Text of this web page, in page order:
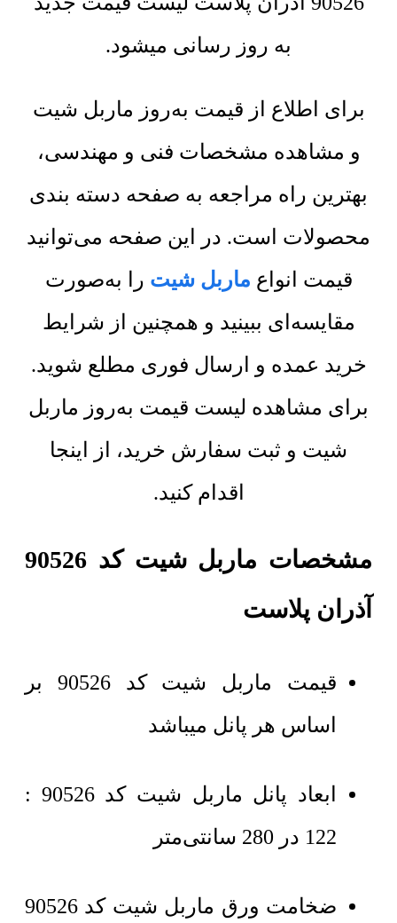
به روز رسانی میشود.
برای اطلاع از قیمت به‌روز ماربل شیت
و مشاهده مشخصات فنی و مهندسی،
بهترین راه مراجعه به صفحه دسته بندی
محصولات است. در این صفحه می‌توانید
قیمت انواع ماربل شیت را به‌صورت
مقایسه‌ای ببینید و همچنین از شرایط
خرید عمده و ارسال فوری مطلع شوید.
برای مشاهده لیست قیمت به‌روز ماربل
شیت و ثبت سفارش خرید، از اینجا
اقدام کنید.
مشخصات ماربل شیت کد 90526
آذران پلاست
قیمت ماربل شیت کد 90526 بر
اساس هر پانل میباشد
ابعاد پانل ماربل شیت کد 90526 :
122 در 280 سانتی‌متر
ضخامت ورق ماربل شیت کد 90526